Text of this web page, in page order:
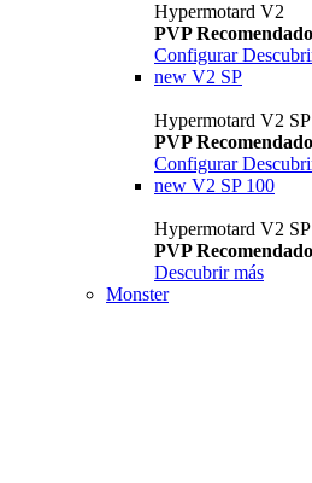
Hypermotard V2
PVP
Configurar
new V2 SP
Hypermotard V2 SP
PVP
Configurar
new V2 SP 100
Hypermotard V2
PVP
Descubrir más
Monster